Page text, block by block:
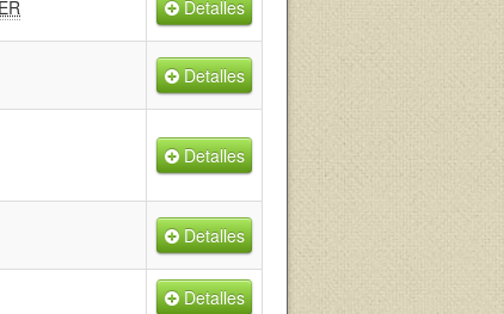
Detalles
Detalles
Detalles
Detalles
Detalles